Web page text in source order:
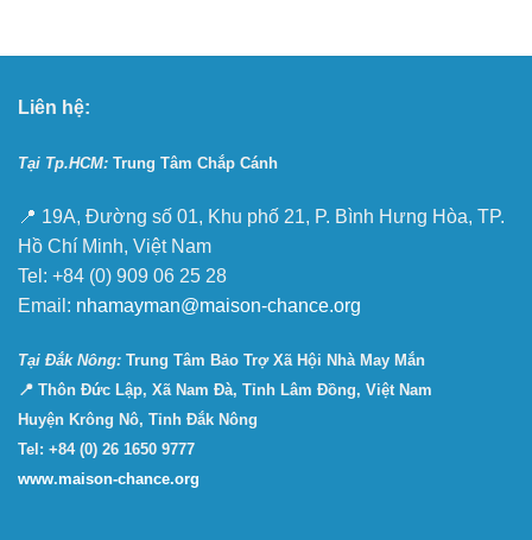
Liên hệ:
Tại Tp.HCM: Trung Tâm Chắp Cánh
📍 19A, Đường số 01, Khu phố 21, P. Bình Hưng Hòa, TP.
Hồ Chí Minh, Việt Nam
Tel: +84 (0) 909 06 25 28
Email: nhamayman@maison-chance.org
Tại Ðắk Nông: Trung Tâm Bảo Trợ Xã Hội Nhà May Mắn
📍 Thôn Đức Lập, Xã Nam Đà, Tỉnh Lâm Đồng, Việt Nam
Huyện Krông Nô, Tỉnh Đắk Nông
Tel: +84 (0) 26 1650 9777
www.maison-chance.org